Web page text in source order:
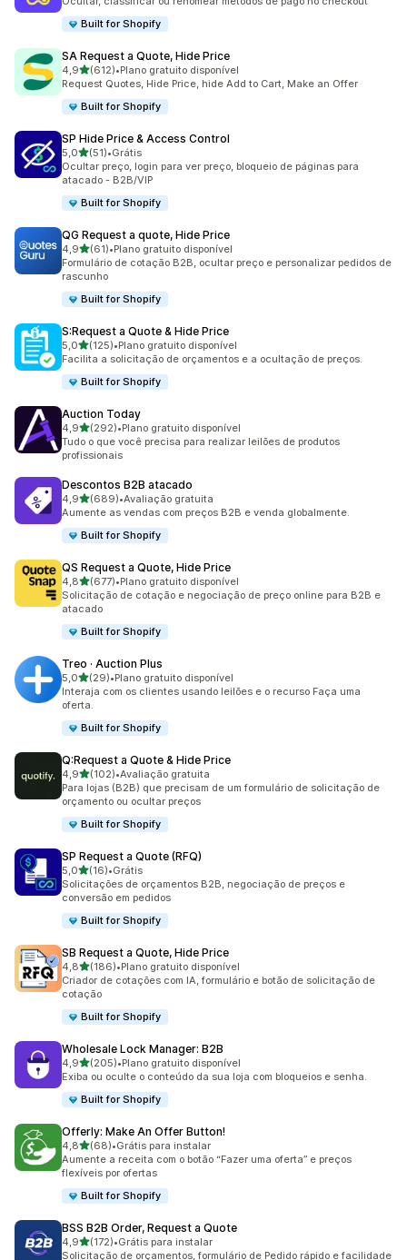
Built for Shopify
SA Request a Quote, Hide Price
4,9de 5 estrelas
(612)
612 avaliações ao todo
•Plano gratuito disponível
Request Quotes, Hide Price, hide Add to Cart, Make an Offer
Built for Shopify
SP Hide Price & Access Control
5,0de 5 estrelas
(51)
51 avaliações ao todo
•Grátis
Ocultar preço, login para ver preço, bloqueio de páginas para
atacado - B2B/VIP
Built for Shopify
QG Request a quote, Hide Price
4,9de 5 estrelas
(61)
61 avaliações ao todo
•Plano gratuito disponível
Formulário de cotação B2B, ocultar preço e personalizar pedidos de
rascunho
Built for Shopify
S:Request a Quote & Hide Price
5,0de 5 estrelas
(125)
125 avaliações ao todo
•Plano gratuito disponível
Facilita a solicitação de orçamentos e a ocultação de preços.
Built for Shopify
Auction Today
4,9de 5 estrelas
(292)
292 avaliações ao todo
•Plano gratuito disponível
Tudo o que você precisa para realizar leilões de produtos
profissionais
Descontos B2B atacado
4,9de 5 estrelas
(689)
689 avaliações ao todo
•Avaliação gratuita
Aumente as vendas com preços B2B e venda globalmente.
Built for Shopify
QS Request a Quote, Hide Price
4,8de 5 estrelas
(677)
677 avaliações ao todo
•Plano gratuito disponível
Solicitação de cotação e negociação de preço online para B2B e
atacado
Built for Shopify
Treo · Auction Plus
5,0de 5 estrelas
(29)
29 avaliações ao todo
•Plano gratuito disponível
Interaja com os clientes usando leilões e o recurso Faça uma
oferta.
Built for Shopify
Q:Request a Quote & Hide Price
4,9de 5 estrelas
(102)
102 avaliações ao todo
•Avaliação gratuita
Para lojas (B2B) que precisam de um formulário de solicitação de
orçamento ou ocultar preços
Built for Shopify
SP Request a Quote (RFQ)
5,0de 5 estrelas
(16)
16 avaliações ao todo
•Grátis
Solicitações de orçamentos B2B, negociação de preços e
conversão em pedidos
Built for Shopify
SB Request a Quote, Hide Price
4,8de 5 estrelas
(186)
186 avaliações ao todo
•Plano gratuito disponível
Criador de cotações com IA, formulário e botão de solicitação de
cotação
Built for Shopify
Wholesale Lock Manager: B2B
4,9de 5 estrelas
(205)
205 avaliações ao todo
•Plano gratuito disponível
Exiba ou oculte o conteúdo da sua loja com bloqueios e senha.
Built for Shopify
Offerly: Make An Offer Button!
4,8de 5 estrelas
(68)
68 avaliações ao todo
•Grátis para instalar
Aumente a receita com o botão “Fazer uma oferta” e preços
flexíveis por ofertas
Built for Shopify
BSS B2B Order, Request a Quote
4,9de 5 estrelas
(172)
172 avaliações ao todo
•Grátis para instalar
Solicitação de orçamentos, formulário de Pedido rápido e facilidade